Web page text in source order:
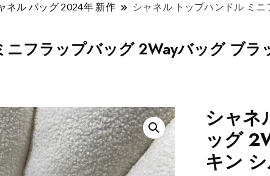
ネル バッグ 2024年 新作
シャネル トップハンドル ミ
フラップバッグ 2Wayバッグ ブ
シャネ
ッグ
キン